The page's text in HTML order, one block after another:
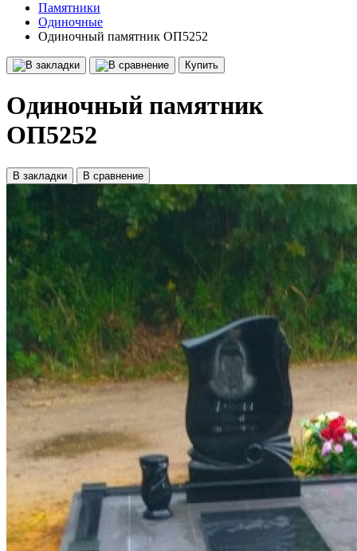
Памятники
Одиночные
Одиночный памятник ОП5252
Купить
Одиночный памятник
ОП5252
В закладки В сравнение